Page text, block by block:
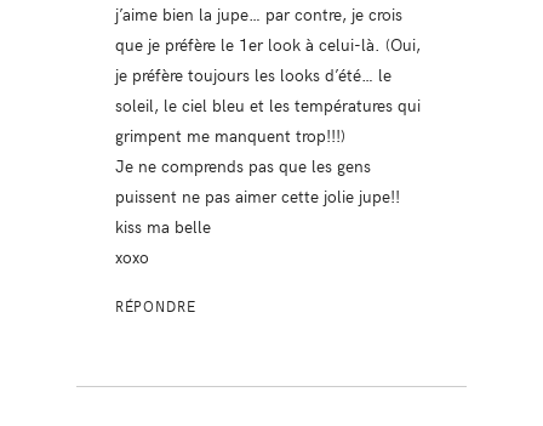
j’aime bien la jupe… par contre, je crois
que je préfère le 1er look à celui-là. (Oui,
je préfère toujours les looks d’été… le
soleil, le ciel bleu et les températures qui
grimpent me manquent trop!!!)
Je ne comprends pas que les gens
puissent ne pas aimer cette jolie jupe!!
kiss ma belle
xoxo
RÉPONDRE